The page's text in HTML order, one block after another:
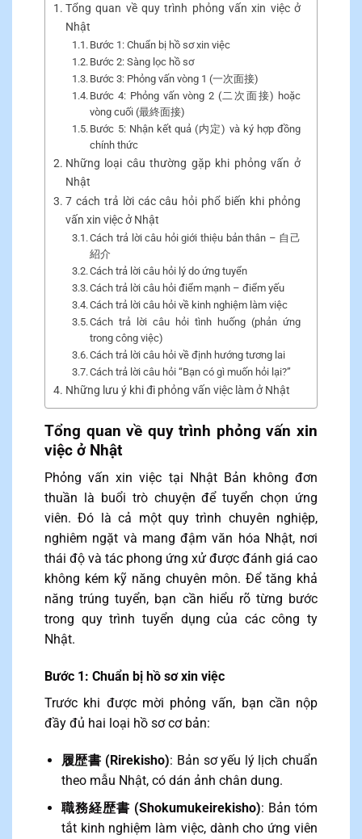
Tổng quan về quy trình phỏng vấn xin việc ở
Nhật
Bước 1: Chuẩn bị hồ sơ xin việc
Bước 2: Sàng lọc hồ sơ
Bước 3: Phỏng vấn vòng 1 (一次面接)
Bước 4: Phỏng vấn vòng 2 (二次面接) hoặc
vòng cuối (最終面接)
Bước 5: Nhận kết quả (内定) và ký hợp đồng
chính thức
Những loại câu thường gặp khi phỏng vấn ở
Nhật
7 cách trả lời các câu hỏi phổ biến khi phỏng
vấn xin việc ở Nhật
Cách trả lời câu hỏi giới thiệu bản thân – 自己
紹介
Cách trả lời câu hỏi lý do ứng tuyển
Cách trả lời câu hỏi điểm mạnh – điểm yếu
Cách trả lời câu hỏi về kinh nghiệm làm việc
Cách trả lời câu hỏi tình huống (phản ứng
trong công việc)
Cách trả lời câu hỏi về định hướng tương lai
Cách trả lời câu hỏi “Bạn có gì muốn hỏi lại?”
Những lưu ý khi đi phỏng vấn việc làm ở Nhật
Tổng quan về quy trình phỏng vấn xin
việc ở Nhật
Phỏng vấn xin việc tại Nhật Bản không đơn
thuần là buổi trò chuyện để tuyển chọn ứng
viên. Đó là cả một quy trình chuyên nghiệp,
nghiêm ngặt và mang đậm văn hóa Nhật, nơi
thái độ và tác phong ứng xử được đánh giá cao
không kém kỹ năng chuyên môn. Để tăng khả
năng trúng tuyển, bạn cần hiểu rõ từng bước
trong quy trình tuyển dụng của các công ty
Nhật.
Bước 1: Chuẩn bị hồ sơ xin việc
Trước khi được mời phỏng vấn, bạn cần nộp
đầy đủ hai loại hồ sơ cơ bản:
履歴書 (Rirekisho): Bản sơ yếu lý lịch chuẩn
theo mẫu Nhật, có dán ảnh chân dung.
職務経歴書 (Shokumukeirekisho): Bản tóm
tắt kinh nghiệm làm việc, dành cho ứng viên